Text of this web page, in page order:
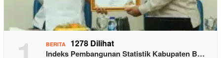
BERITA 1278 Dilihat
Indeks Pembangunan Statistik Kabupaten B…